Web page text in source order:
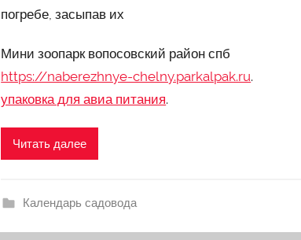
погребе, засыпав их
Мини зоопарк вопосовский район спб
https://naberezhnye-chelny.parkalpak.ru.
упаковка для авиа питания.
Читать далее
Календарь садовода